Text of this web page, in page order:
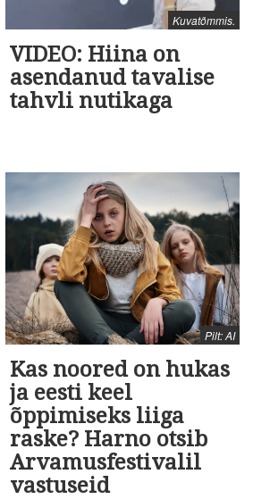
Kuvatõmmis.
VIDEO: Hiina on
asendanud tavalise
tahvli nutikaga
Pilt: AI
Kas noored on hukas
ja eesti keel
õppimiseks liiga
raske? Harno otsib
Arvamusfestivalil
vastuseid